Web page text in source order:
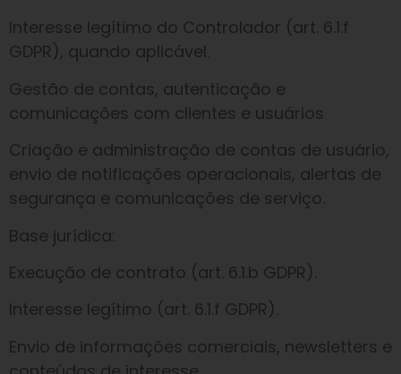
Interesse legítimo do Controlador (art. 6.1.f
GDPR), quando aplicável.
Gestão de contas, autenticação e
comunicações com clientes e usuários
Criação e administração de contas de usuário,
envio de notificações operacionais, alertas de
segurança e comunicações de serviço.
Base jurídica:
Execução de contrato (art. 6.1.b GDPR).
Interesse legítimo (art. 6.1.f GDPR).
Envio de informações comerciais, newsletters e